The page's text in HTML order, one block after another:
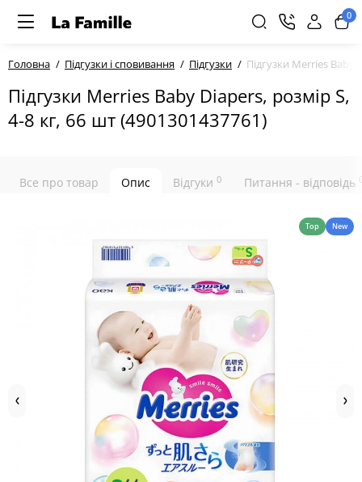
0
Головна Підгузки і сповивання Підгузки Підгузки Merries Baby
Підгузки Merries Baby Diapers, розмір S,
4-8 кг, 66 шт (4901301437761)
Все про товар Опис Відгуки 0 Питання - відповідь
Top New